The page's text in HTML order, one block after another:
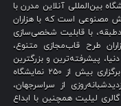
بین‌المللی آنلاین مدرن با
مصنوعی است که با هزاران
با قابلیت شخصی‌سازی
طرح قاب‌مجازی متنوع،
پیشرفته‌ترین و بزرگترین
گالری آنلاین در کل جهان می‌باشد، که باتجربهٔ برگزاری بیش از ۲۵۰ نمایشگاه
از سراسرجهان،
لیلیت همچنین با ابداع